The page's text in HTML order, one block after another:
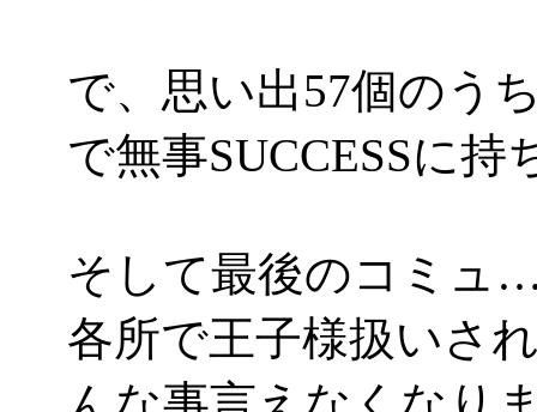
で、思い出57個のう
で無事SUCCESSに
そして最後のコミュ
各所で王子様扱いさ